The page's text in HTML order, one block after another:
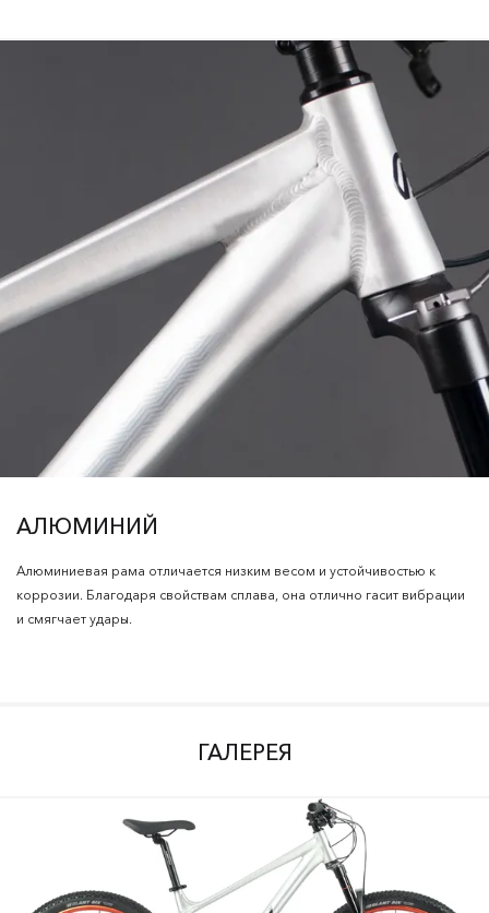
АЛЮМИНИЙ
Алюминиевая рама отличается низким весом и устойчивостью к
коррозии. Благодаря свойствам сплава, она отлично гасит вибрации
и смягчает удары.
ГАЛЕРЕЯ